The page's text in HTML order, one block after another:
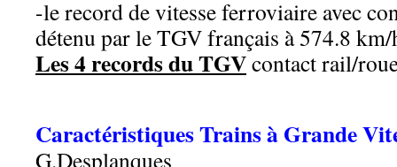
-le record de vitesse ferroviaire avec
détenu par le TGV français à 574.8
Les 4 records du TGVcontact rail/
Caractéristiques Trains à Grande
G.Desplanques